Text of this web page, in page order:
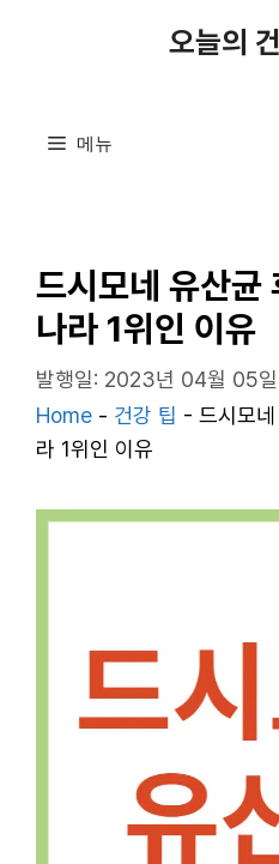
오늘의
메뉴
드시모네 유산균
나라 1위인 이유
발행일: 2023년 04월 05일
Home - 건강 팁 - 드시모
라 1위인 이유